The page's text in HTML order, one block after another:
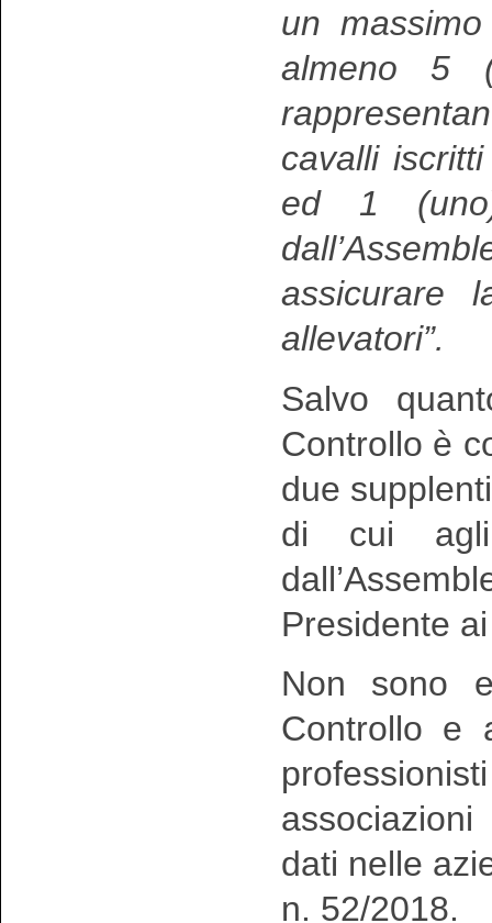
un
almeno 5
cavalli
ed 1 (uno)
assicurare
allevatori”.
Salvo
Controllo è
due
di cui
Presidente
Non sono
Controllo e
dati nelle
n. 52/2018.